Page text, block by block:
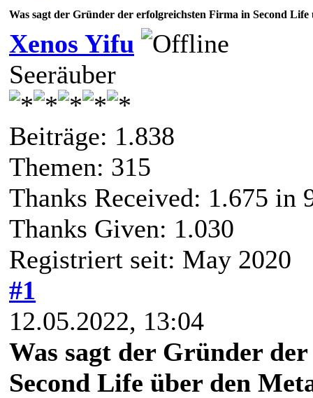
Was sagt der Gründer der erfolgreichsten Firma in Second Life
Xenos Yifu
Seeräuber
Beiträge: 1.838
Themen: 315
Thanks Received: 1.675 in
Thanks Given: 1.030
Registriert seit: May 2020
#1
12.05.2022, 13:04
Was sagt der Gründer
Second Life über den